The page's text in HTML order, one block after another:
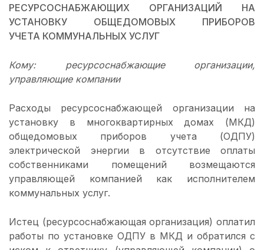
РЕСУРСОСНАБЖАЮЩИХ ОРГАНИЗАЦИЙ НА
УСТАНОВКУ ОБЩЕДОМОВЫХ ПРИБОРОВ
УЧЕТА КОММУНАЛЬНЫХ УСЛУГ
Кому: ресурсоснабжающие организации,
управляющие компании
Расходы ресурсоснабжающей организации на
установку в многоквартирных домах (МКД)
общедомовых приборов учета (ОДПУ)
электрической энергии в отсутствие оплаты
собственниками помещений возмещаются
управляющей компанией как исполнителем
коммунальных услуг.
Истец (ресурсоснабжающая организация) оплатил
работы по установке ОДПУ в МКД и обратился с